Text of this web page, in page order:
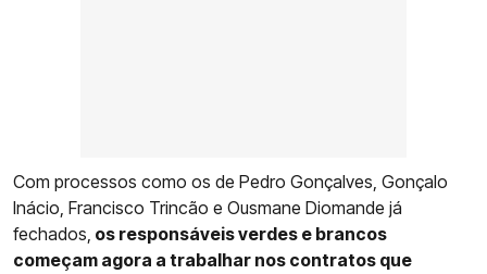
Com processos como os de Pedro Gonçalves, Gonçalo
Inácio, Francisco Trincão e Ousmane Diomande já
fechados, os responsáveis verdes e brancos
começam agora a trabalhar nos contratos que